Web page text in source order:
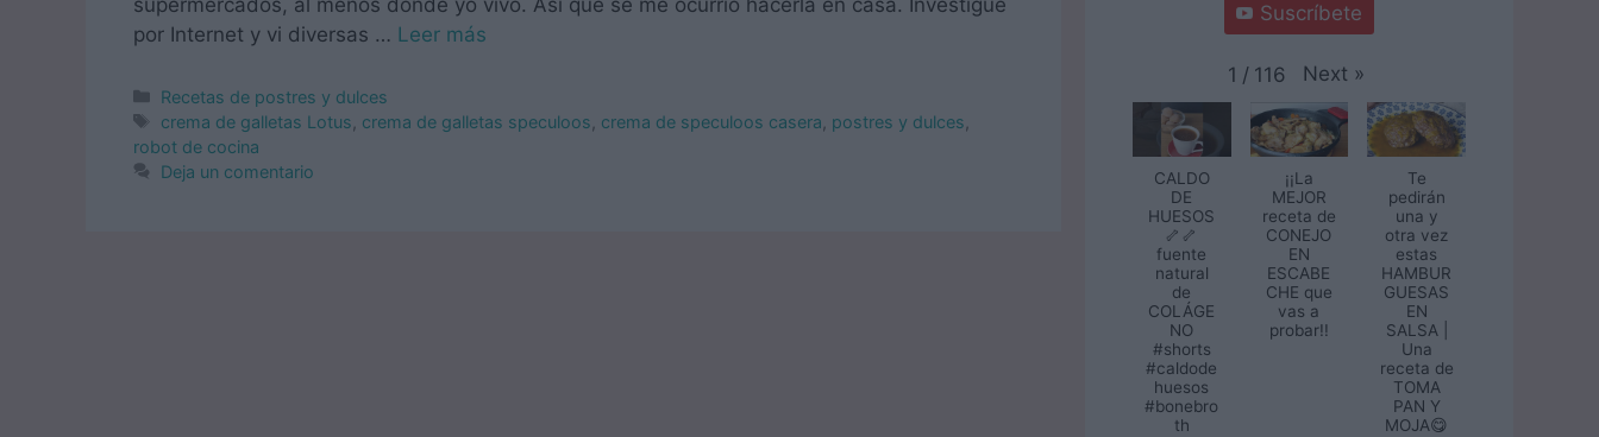
por Internet y vi diversas … Leer más
Categorías
Recetas de postres y dulces
Etiquetas
crema de galletas Lotus crema de galletas speculoos crema de speculoos casera postres y dulces
robot de cocina
Deja un comentario
Suscríbete
1 / 116 Next »
CALDO
DE
HUESOS
🦴🦴
fuente
natural
de
COLÁGE
NO
#shorts
#caldode
huesos
#bonebro
th
¡¡La
MEJOR
receta de
CONEJO
EN
ESCABE
CHE que
vas a
probar!!
Te
pedirán
una y
otra vez
estas
HAMBUR
GUESAS
EN
SALSA |
Una
receta de
TOMA
PAN Y
MOJA😋